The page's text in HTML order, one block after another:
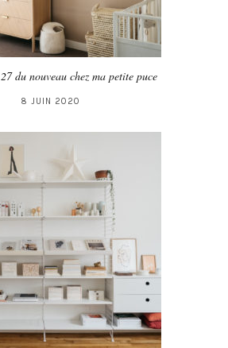
du nouveau chez ma petite puce
8 JUIN 2020